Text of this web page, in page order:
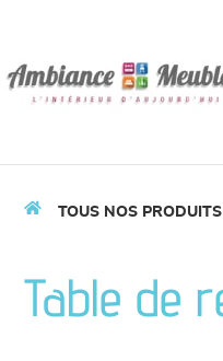
TOUS NOS PRODUITS
Table de